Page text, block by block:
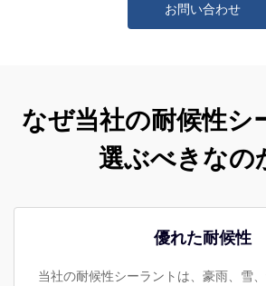
お問い合わせ
なぜ当社の耐候性シ
選ぶべきなの
優れた耐候性
当社の耐候性シーラントは、豪雨、雪